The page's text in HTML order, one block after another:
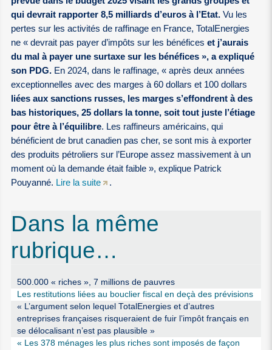
qui devrait rapporter 8,5 milliards d’euros à l’Etat. Vu les
pertes sur les activités de raffinage en France, TotalEnergies
ne « devrait pas payer d’impôts sur les bénéficeset j’aurais
du mal à payer une surtaxe sur les bénéfices », a expliqué
son PDG. En 2024, dans le raffinage, « après deux années
exceptionnelles avec des marges à 60 dollars et 100 dollars
liées aux sanctions russes, les marges s’effondrent à des
bas historiques, 25 dollars la tonne, soit tout juste l’étiage
pour être à l’équilibre. Les raffineurs américains, qui
bénéficient de brut canadien pas cher, se sont mis à exporter
des produits pétroliers sur l’Europe assez massivement à un
moment où la demande était faible », explique Patrick
Pouyanné. Lire la suite .
Dans la même
rubrique…
500.000 « riches », 7 millions de pauvres
Les restitutions liées au bouclier fiscal en deçà des prévisions
« L’argument selon lequel TotalEnergies et d’autres
entreprises françaises risqueraient de fuir l’impôt français en
se délocalisant n’est pas plausible »
« Les 378 ménages les plus riches sont imposés de façon